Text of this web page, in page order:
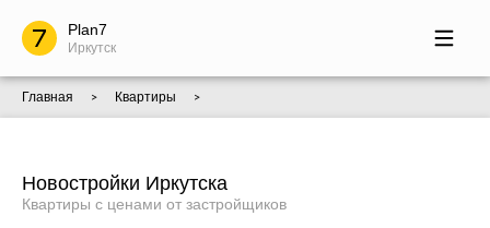
Plan7
Иркутск
Главная > Квартиры >
Новостройки Иркутска
Квартиры с ценами от застройщиков